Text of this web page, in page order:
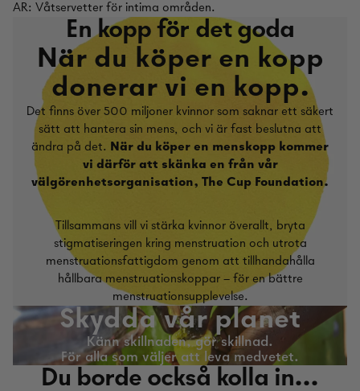
AR: Våtservetter för intima områden.
En kopp för det goda
När du köper en kopp
donerar vi en kopp.
Det finns över 500 miljoner kvinnor som saknar ett säkert
sätt att hantera sin mens, och vi är fast beslutna att
ändra på det.
När du köper en menskopp kommer
vi därför att skänka en från vår
välgörenhetsorganisation, The Cup Foundation.
Tillsammans vill vi stärka kvinnor överallt, bryta
stigmatiseringen kring menstruation och utrota
menstruationsfattigdom genom att tillhandahålla
hållbara menstruationskoppar – för en bättre
menstruationsupplevelse.
Skydda vår planet
Känn skillnaden, gör skillnad.
För alla som väljer att leva medvetet.
Du borde också kolla in...